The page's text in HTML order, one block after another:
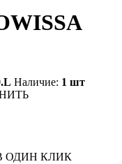
Наличие: 1 шт
ОДИН КЛИК